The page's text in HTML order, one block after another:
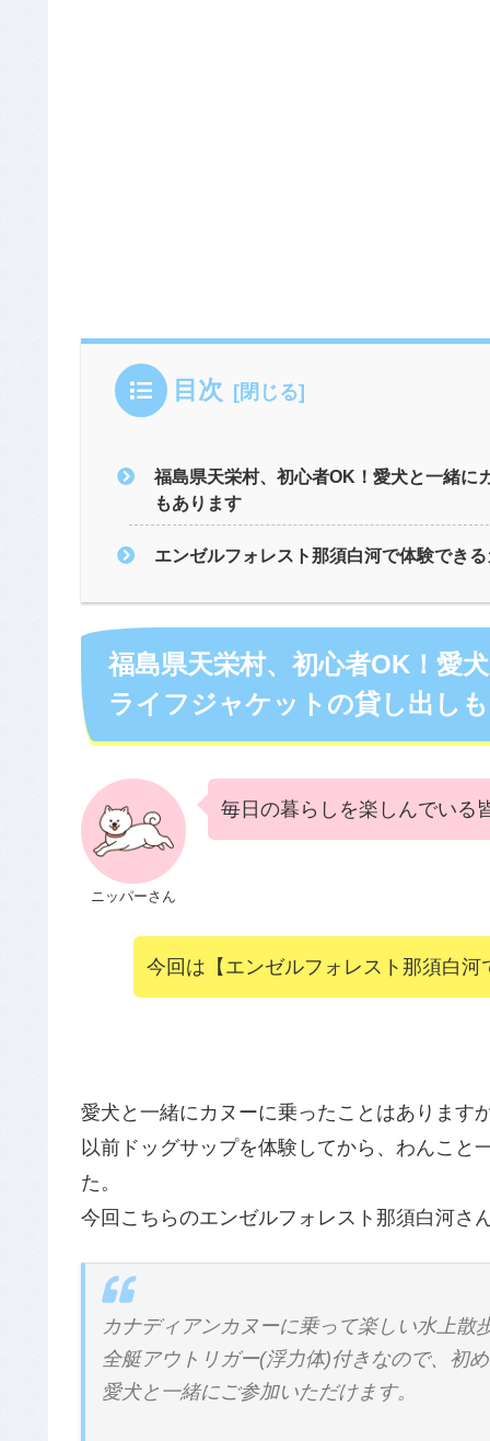
目次
福島県天栄村、初心者OK！愛犬と一緒に
もあります
エンゼルフォレスト那須白河で体験でき
福島県天栄村、初心者OK！愛
ライフジャケットの貸し出し
ニッパーさん
毎日の暮らしを楽しんでいる
今回は【エンゼルフォレスト那須白
愛犬と一緒にカヌーに乗ったことはあります
以前ドッグサップを体験してから、わんこと
た。
今回こちらのエンゼルフォレスト那須白河さ
カナディアンカヌーに乗って楽しい水上散
全艇アウトリガー(浮力体)付きなので、初
愛犬と一緒にご参加いただけます。